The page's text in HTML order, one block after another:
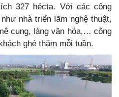
327 hécta. Với các công
nhà triển lãm nghệ thuật,
cung, làng văn hóa,… công
ghé thăm mỗi tuần.